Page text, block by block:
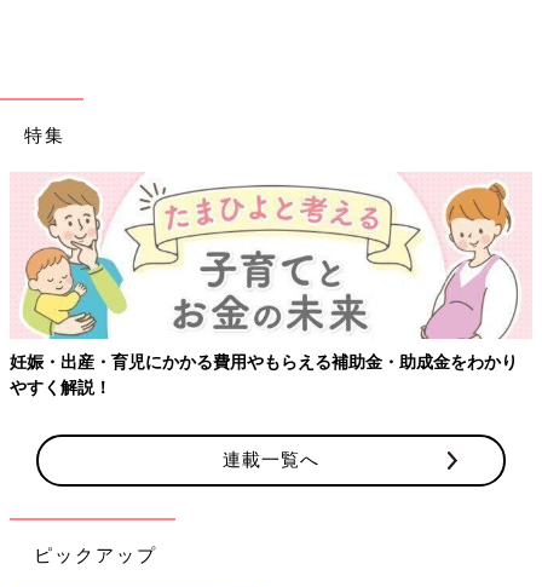
特集
妊娠・出産・育児にかかる費用やもらえる補助金・助成金をわかり
やすく解説！
連載一覧へ
ピックアップ